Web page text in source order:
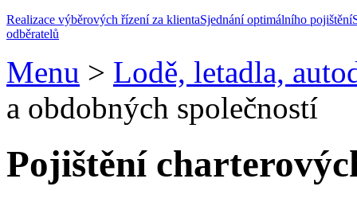
Realizace výběrových řízení za klientaSjednání optimálního pojištění
odběratelů
Menu > Lodě, letadla,
a obdobných společností
Pojištění